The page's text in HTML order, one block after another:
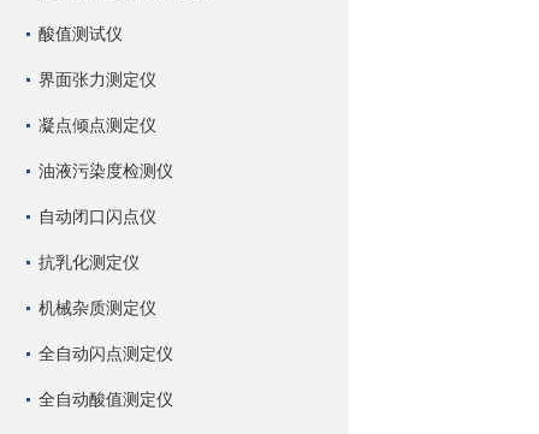
酸值测试仪
界面张力测定仪
凝点倾点测定仪
油液污染度检测仪
自动闭口闪点仪
抗乳化测定仪
机械杂质测定仪
全自动闪点测定仪
全自动酸值测定仪